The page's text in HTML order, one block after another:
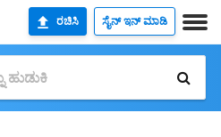
ರಚಿಸಿ ಸೈನ್ ಇನ್ ಮಾಡಿ